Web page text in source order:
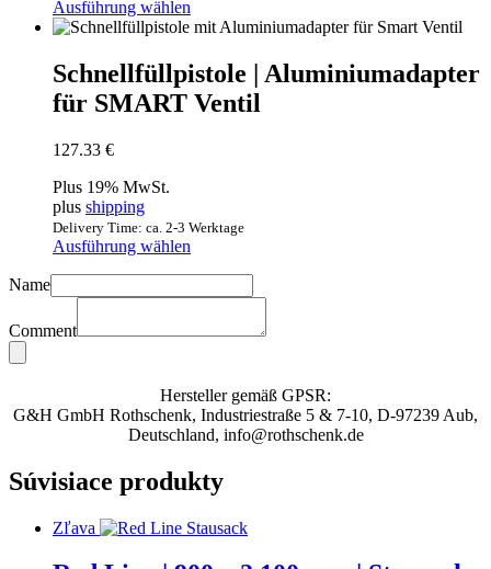
Ausführung wählen
Schnellfüllpistole | Aluminiumadapter
für SMART Ventil
127.33 €
Plus 19% MwSt.
plus shipping
Delivery Time: ca. 2-3 Werktage
Ausführung wählen
Name
Comment
Hersteller gemäß GPSR:
G&H GmbH Rothschenk, Industriestraße 5 & 7-10, D-97239 Aub,
Deutschland, info@rothschenk.de
Súvisiace produkty
Zľava